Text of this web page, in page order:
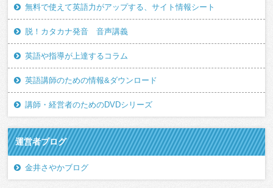
無料で使えて英語力がアップする、サイト情報シート
脱！カタカナ発音 音声講義
英語や指導が上達するコラム
英語講師のための情報&ダウンロード
講師・経営者のためのDVDシリーズ
運営者ブログ
金井さやかブログ